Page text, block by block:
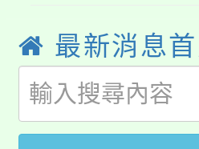
代理(課)
公告本校
代理(課)
轉知中國
《TA101
轉知苗栗
最新消息